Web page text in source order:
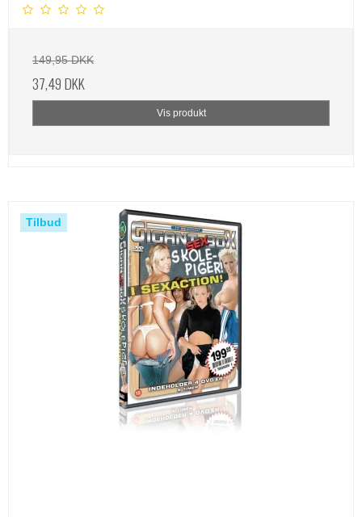
149,95 DKK
37,49 DKK
Vis produkt
Tilbud